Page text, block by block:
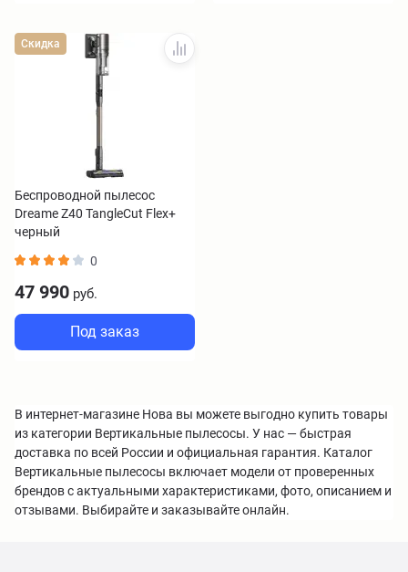
Скидка
Беспроводной пылесос
Dreame Z40 TangleCut Flex+
черный
0
47 990 руб.
Под заказ
В интернет-магазине Нова вы можете выгодно купить товары
из категории Вертикальные пылесосы. У нас — быстрая
доставка по всей России и официальная гарантия. Каталог
Вертикальные пылесосы включает модели от проверенных
брендов с актуальными характеристиками, фото, описанием и
отзывами. Выбирайте и заказывайте онлайн.